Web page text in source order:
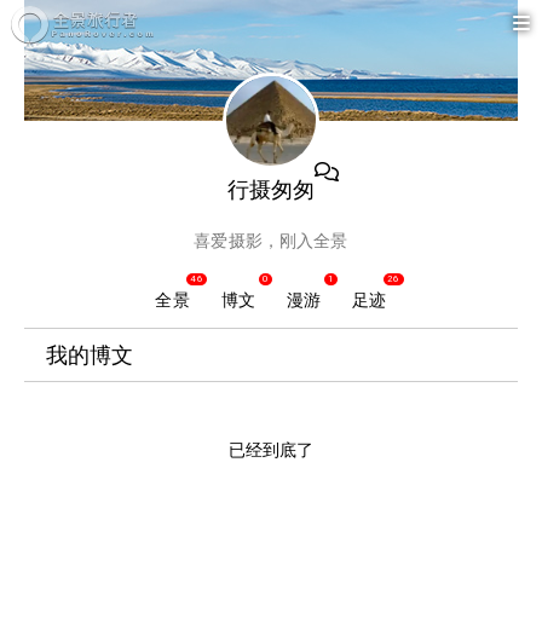
行摄匆匆
喜爱摄影，刚入全景
46
全景
0
博文
1
漫游
26
足迹
我的博文
已经到底了